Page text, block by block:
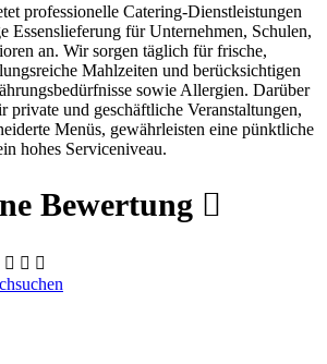
professionelle Catering-Dienstleistungen
Essenslieferung für Unternehmen, Schulen,
an. Wir sorgen täglich für frische,
Mahlzeiten und berücksichtigen
sowie Allergien. Darüber
private und geschäftliche Veranstaltungen,
Menüs, gewährleisten eine pünktliche
hohes Serviceniveau.
Bewertung